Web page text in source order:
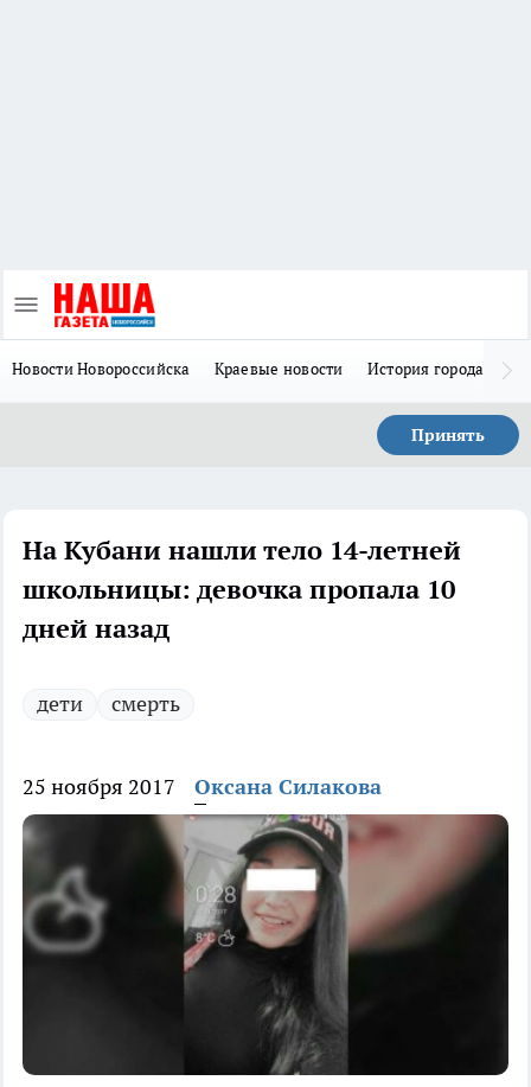
Новости Новороссийска Краевые новости История города Н
Принять
На Кубани нашли тело 14-летней
школьницы: девочка пропала 10
дней назад
дети смерть
25 ноября 2017 Оксана Силакова